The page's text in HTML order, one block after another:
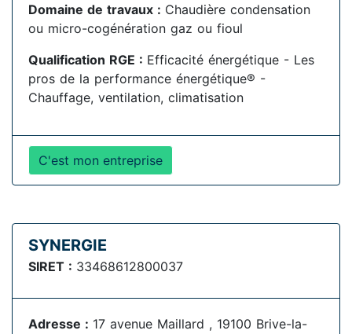
Domaine de travaux : Chaudière condensation
ou micro-cogénération gaz ou fioul
Qualification RGE : Efficacité énergétique - Les
pros de la performance énergétique® -
Chauffage, ventilation, climatisation
C'est mon entreprise
SYNERGIE
SIRET : 33468612800037
Adresse : 17 avenue Maillard , 19100 Brive-la-